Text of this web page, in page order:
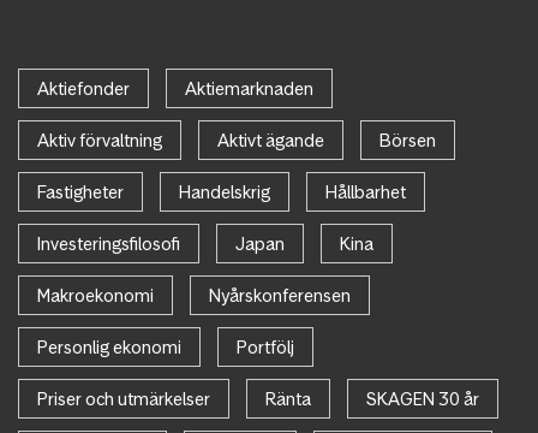
Aktiefonder Aktiemarknaden
Aktiv förvaltning Aktivt ägande Börsen
Fastigheter Handelskrig Hållbarhet
Investeringsfilosofi Japan Kina
Makroekonomi Nyårskonferensen
Personlig ekonomi Portfölj
Priser och utmärkelser Ränta SKAGEN 30 år